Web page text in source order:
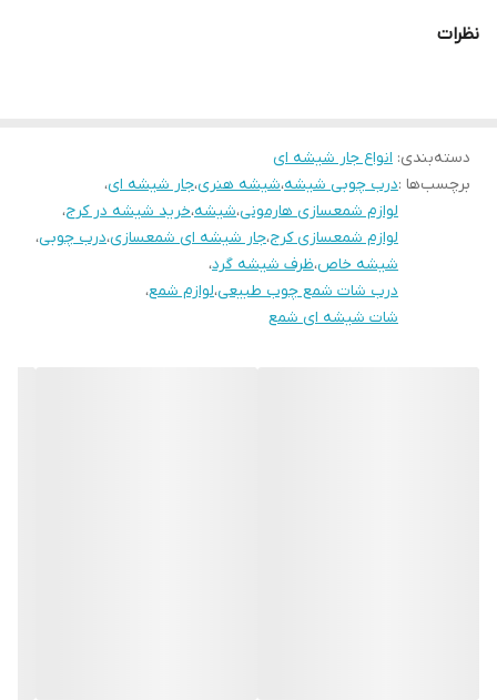
نظرات
دسته‌بندی: انواع جار شیشه ای
برچسب‌ها :درب چوبی شیشه،شیشه هنری،جار شیشه ای،
لوازم شمعسازی هارمونی،شیشه،خرید شیشه در کرج،
لوازم شمعسازی کرج،جار شیشه ای شمعسازی،درب چوبی،
شیشه خاص،ظرف شیشه گرد،
درب شات شمع چوب طبیعی،لوازم شمع،
شات شیشه ای شمع